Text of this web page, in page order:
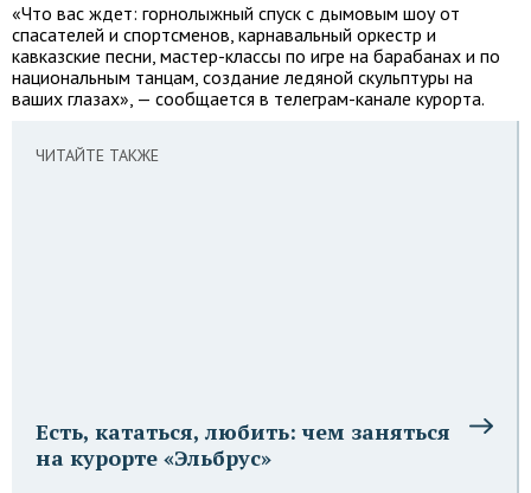
«Что вас ждет: горнолыжный спуск с дымовым шоу от
спасателей и спортсменов, карнавальный оркестр и
кавказские песни, мастер-классы по игре на барабанах и по
национальным танцам, создание ледяной скульптуры на
ваших глазах», — сообщается в телеграм-канале курорта.
ЧИТАЙТЕ ТАКЖЕ
Есть, кататься, любить: чем заняться
на курорте «Эльбрус»